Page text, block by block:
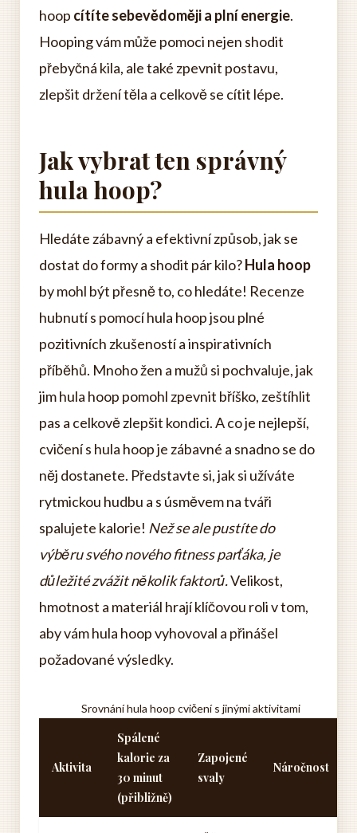
hoop cítíte sebevědoměji a plní energie.
Hooping vám může pomoci nejen shodit
přebyčná kila, ale také zpevnit postavu,
zlepšit držení těla a celkově se cítit lépe.
Jak vybrat ten správný
hula hoop?
Hledáte zábavný a efektivní způsob, jak se
dostat do formy a shodit pár kilo?Hula hoop
by mohl být přesně to, co hledáte! Recenze
hubnutí s pomocí hula hoop jsou plné
pozitivních zkušeností a inspirativních
příběhů. Mnoho žen a mužů si pochvaluje, jak
jim hula hoop pomohl zpevnit bříško, zeštíhlit
pas a celkově zlepšit kondici. A co je nejlepší,
cvičení s hula hoop je zábavné a snadno se do
něj dostanete. Představte si, jak si užíváte
rytmickou hudbu a s úsměvem na tváři
spalujete kalorie! Než se ale pustíte do
výběru svého nového fitness parťáka, je
důležité zvážit několik faktorů.Velikost,
hmotnost a materiál hrají klíčovou roli v tom,
aby vám hula hoop vyhovoval a přinášel
požadované výsledky.
Srovnání hula hoop cvičení s jinými aktivitami
Aktivita
Spálené
kalorie za
30 minut
(přibližně)
Zapojené
svaly
Náročnost